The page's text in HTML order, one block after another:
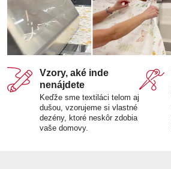
Vzory, aké inde
nenájdete
Keďže sme textiláci telom aj
dušou, vzorujeme si vlastné
dezény, ktoré neskôr zdobia
vaše domovy.